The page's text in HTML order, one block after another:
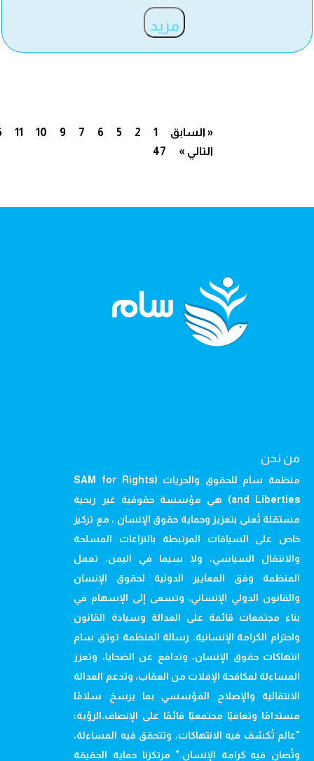
مزيد
« السابق 1
2
5
6
7
9
10
11
47
التالي »
من نحن
منظمة سام للحقوق والحريات (SAM for Rights
and Liberties) هي مؤسسة حقوقية غير ربحية
مستقلة تُعنى بتعزيز وحماية حقوق الإنسان ، مع تركيز
خاص على السياقات المرتبطة بالنزاعات المسلحة
والانتقال السياسي، ولا سيما في اليمن. تعمل
المنظمة وفق المعايير الدولية لحقوق الإنسان
والقانون الدولي الإنساني، وتسعى إلى الإسهام في
بناء مجتمعات قائمة على العدالة وسيادة القانون
واحترام الكرامة الإنسانية. رسالة المنظمة توثق سام
انتهاكات حقوق الإنسان، وتدافع عن الضحايا، وتعزز
المساءلة لمكافحة الإفلات من العقاب، وتدعم العدالة
الانتقالية والإصلاح المؤسسي بما يرسخ سلامًا
مستدامًا وتعافيًا مجتمعيًا قائمًا على الإنصاف.الرؤية:
"عالم تُكشف فيه الانتهاكات، وتتحقق فيه المساءلة،
وتُصان فيه كرامة الإنسان." مرتكزنا حماية الحقيقة